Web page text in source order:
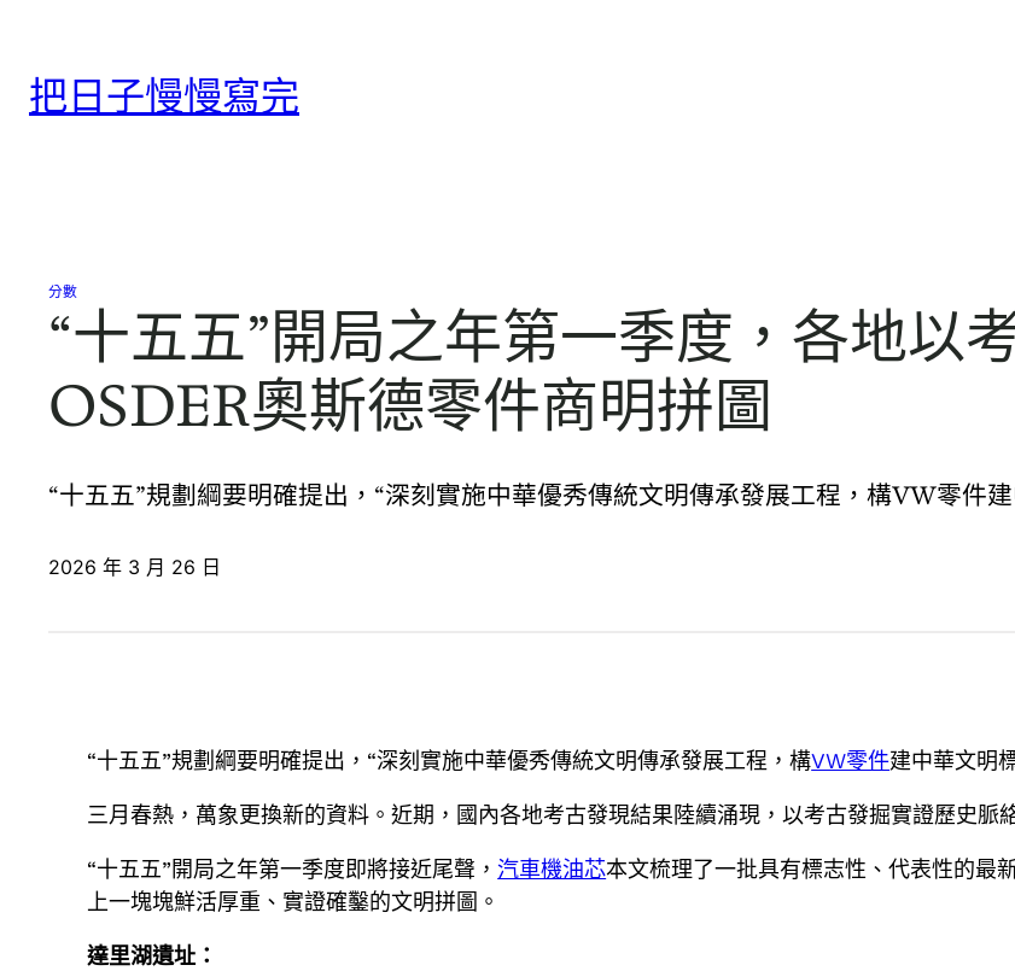
把日子慢慢寫完
分數
“十五五”開局之年第一季度，各地以
OSDER奧斯德零件商明拼圖
“十五五”規劃綱要明確提出，“深刻實施中華優秀傳統文明傳承發展工程，構VW零件
2026 年 3 月 26 日
“十五五”規劃綱要明確提出，“深刻實施中華優秀傳統文明傳承發展工程，構VW零件建中華文明
三月春熱，萬象更換新的資料。近期，國內各地考古發現結果陸續涌現，以考古發掘實證歷史脈
“十五五”開局之年第一季度即將接近尾聲，汽車機油芯本文梳理了一批具有標志性、代表性的最
上一塊塊鮮活厚重、實證確鑿的文明拼圖。
達里湖遺址：